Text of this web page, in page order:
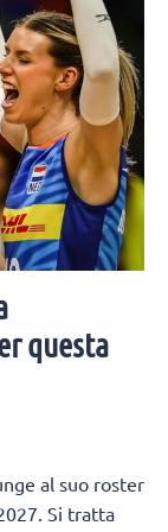
questa
al suo roster
Si tratta